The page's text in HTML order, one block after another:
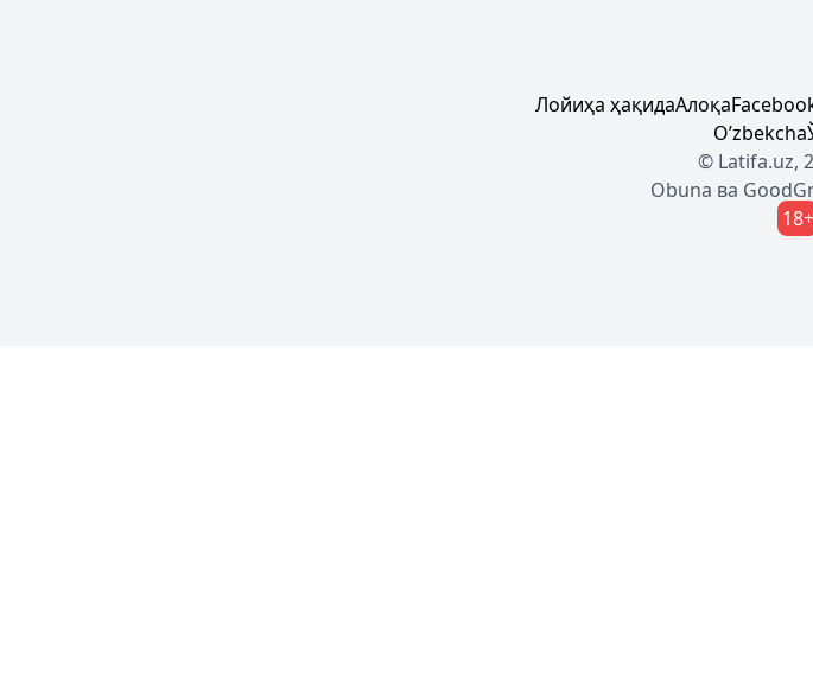
Лойиҳа ҳақидаАлоқа
Oʼzbekcha
© Latifa.uz,
Obuna ва
18+